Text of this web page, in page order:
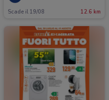
Scade il 19/08 12.6 km